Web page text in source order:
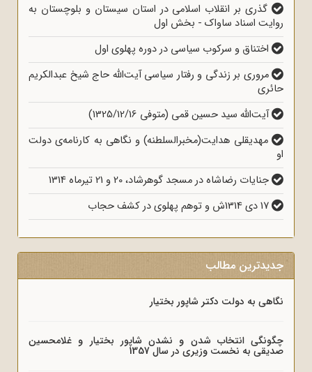
گذری بر انقلاب اسلامی در استان سیستان و بلوچستان به
روایت اسناد ساواک - بخش اول
اختناق و سرکوب سیاسی در دوره پهلوی اول
مروری بر زندگی و رفتار سیاسی آیت‌الله حاج شیخ عبدالکریم
حائری
آیت‌الله سید حسین قمی (متوفی 1325/12/16)
مهدیقلی هدایت(مخبرالسلطنه) و نگاهی به کارنامه‌ی دولت
او
جنایات رضاشاه در مسجد گوهرشاد، 20 و 21 تیرماه 1314
جدیدترین مطالب
نگاهی به دولت دکتر شاپور بختیار
چگونگی انتخاب شدن و نشدن شاپور بختیار و غلامحسین
صدیقی به نخست وزیری در سال 1357